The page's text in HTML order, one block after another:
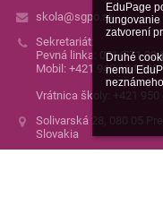
EduPage
fungovanie
zatvorení
Druhé
nemu
skola@sgpo.sk
Sekretariát:
Pevná linka: 051/771 32
Mobil: +421 948 134 538
Vrátnica školy: +421 950
Solivarská 28, 080 05
Slovakia